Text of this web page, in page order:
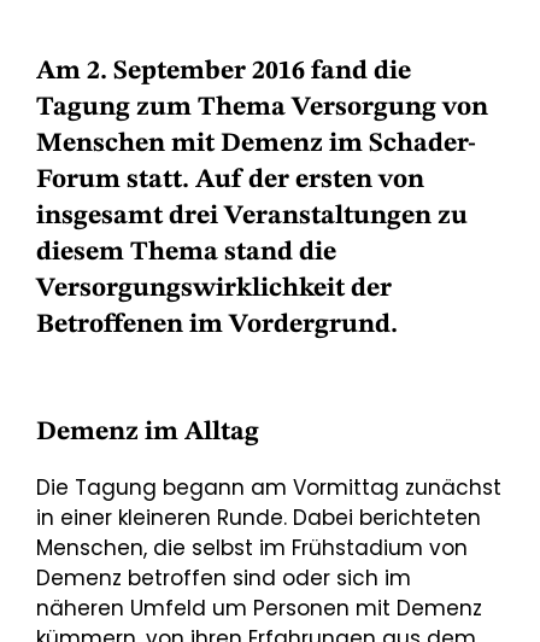
Am 2. September 2016 fand die
Tagung zum Thema Versorgung von
Menschen mit Demenz im Schader-
Forum statt. Auf der ersten von
insgesamt drei Veranstaltungen zu
diesem Thema stand die
Versorgungswirklichkeit der
Betroffenen im Vordergrund.
Demenz im Alltag
Die Tagung begann am Vormittag zunächst
in einer kleineren Runde. Dabei berichteten
Menschen, die selbst im Frühstadium von
Demenz betroffen sind oder sich im
näheren Umfeld um Personen mit Demenz